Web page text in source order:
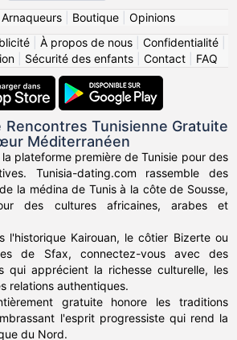
Arnaqueurs| Boutique| Opinions
À propos de nous Confidentialité
| Sécurité des enfants| Contact| FAQ
Rencontres Tunisienne Gratuite
Méditerranéen
plateforme première de Tunisie pour des
Tunisia-dating.com rassemble des
la médina de Tunis à la côte de Sousse,
des cultures africaines, arabes et
l'historique Kairouan, le côtier Bizerte ou
de Sfax, connectez-vous avec des
qui apprécient la richesse culturelle, les
relations authentiques.
gratuite honore les traditions
l'esprit progressiste qui rend la
du Nord.